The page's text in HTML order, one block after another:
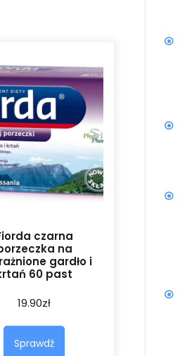
czarna
na
gardło i
60 past
19.90zł
Sprawdź